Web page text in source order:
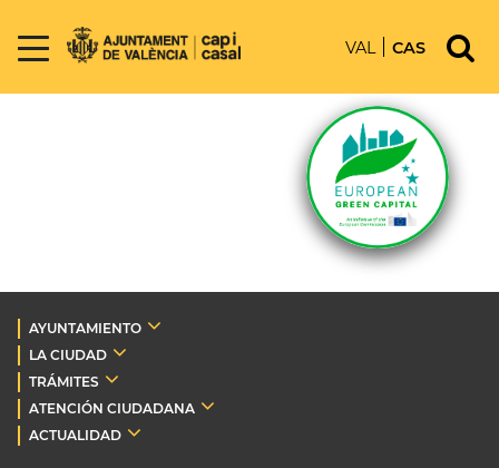
VAL CAS
AYUNTAMIENTO
LA CIUDAD
TRÁMITES
ATENCIÓN CIUDADANA
ACTUALIDAD